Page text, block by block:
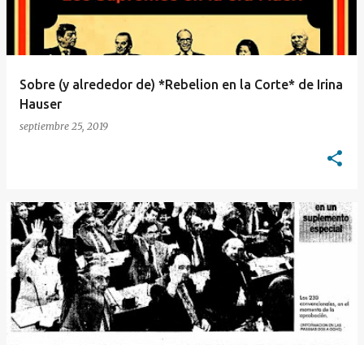
Sobre (y alrededor de) *Rebelion en la Corte* de Irina
Hauser
septiembre 25, 2019